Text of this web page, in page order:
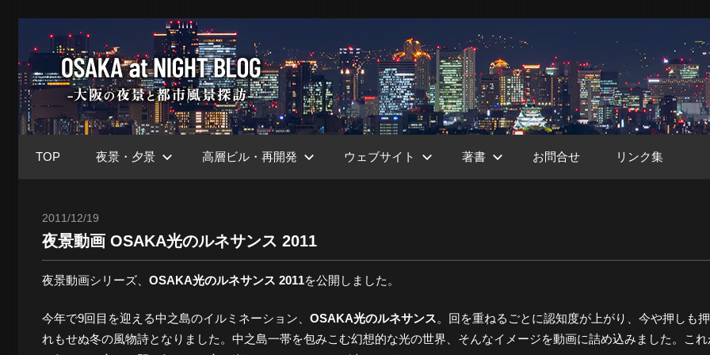
テ
ン
ツ
へ
大
阪
Night
ブ
TOP 夜景・夕景 高層ビル・再開発 ウェブサイト 著書 お問合せ リンク集
2011/12/19
夜景動画 OSAKA光のルネサンス 2011
夜景動画シリーズ、 OSAKA光のルネサンス 2011を公開しました。
今年で9回目を迎える中之島のイルミネーション、 OSAKA光のルネサンス。回を重ねるごとに認知度が上がり、今や押しも
れもせぬ冬の風物詩となりました。中之島一帯を包みこむ幻想的な光の世界、そんなイメージを動画に詰め込みました。これ